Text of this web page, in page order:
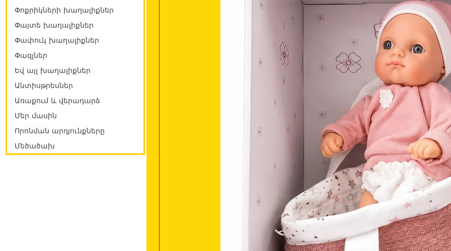
Փոքրիկների խաղալիքներ
Փայտե խաղալիքներ
Փափուկ խաղալիքներ
Փազլներ
Եվ այլ խաղալիքներ
Անտիսթրեսներ
Առաքում և վերադարձ
Մեր մասին
Որոնման արդյունքները
Մեծածախ